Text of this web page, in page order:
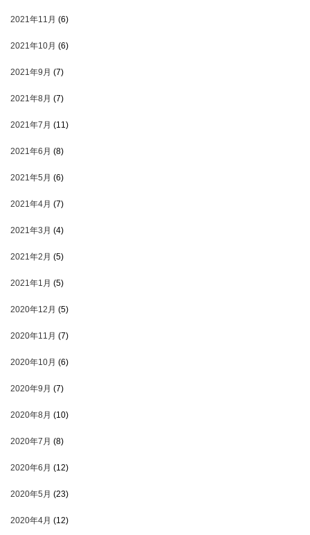
2021年11月 (6)
2021年10月 (6)
2021年9月 (7)
2021年8月 (7)
2021年7月 (11)
2021年6月 (8)
2021年5月 (6)
2021年4月 (7)
2021年3月 (4)
2021年2月 (5)
2021年1月 (5)
2020年12月 (5)
2020年11月 (7)
2020年10月 (6)
2020年9月 (7)
2020年8月 (10)
2020年7月 (8)
2020年6月 (12)
2020年5月 (23)
2020年4月 (12)